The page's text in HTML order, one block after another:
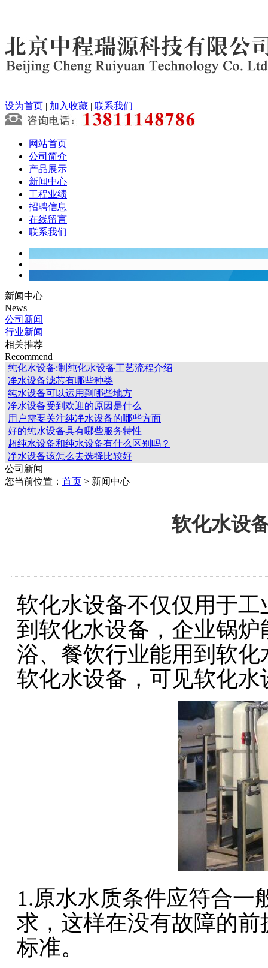
设为首页 | 加入收藏 | 联系我们
网站首页
公司简介
产品展示
新闻中心
工程业绩
招聘信息
在线留言
联系我们
新闻中心
News
公司新闻
行业新闻
相关推荐
Recommend
纯化水设备:制纯化水设备工艺流程介绍
净水设备滤芯有哪些种类
纯水设备可以运用到哪些地方
净水设备受到欢迎的原因是什么
用户需要关注纯净水设备的哪些方面
好的纯水设备具有哪些服务特性
超纯水设备和纯水设备有什么区别吗？
净水设备该怎么去选择比较好
公司新闻
您当前位置： 首页 > 新闻中心
软化水设
软化水设备不仅仅用于
到软化水设备，企业锅
浴、餐饮行业能用到软
软化水设备，可见软化
1.原水水质条件应符合一
求，这样在没有故障的
标准。